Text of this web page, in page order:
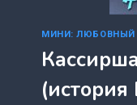
МИНИ: ЛЮБОВНЫЙ